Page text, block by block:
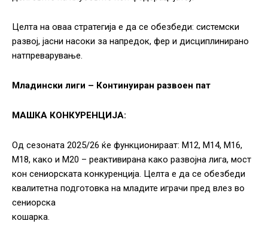
Целта на оваа стратегија е да се обезбеди: системски
развој, јасни насоки за напредок, фер и дисциплинирано
натпреварување.
Младински лиги – Континуиран развоен пат
МАШКА КОНКУРЕНЦИЈА:
Од сезоната 2025/26 ќе функционираат: М12, М14, М16,
М18, како и М20 – реактивирана како развојна лига, мост
кон сениорската конкуренција. Целта е да се обезбеди
квалитетна подготовка на младите играчи пред влез во
сениорска
кошарка.